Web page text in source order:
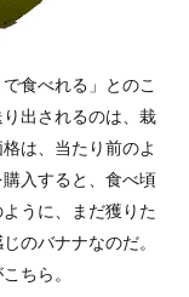
食べれる」とのこ
出されるのは、栽
は、当たり前のよ
入すると、食べ頃
うに、まだ獲りた
のバナナなのだ。
ちら。